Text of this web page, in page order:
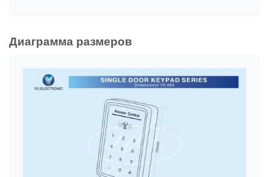
Диаграмма размеров